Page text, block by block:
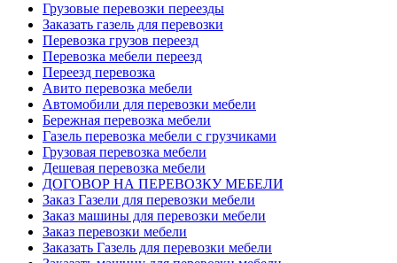
Грузовые перевозки переезды
Заказать газель для перевозки
Перевозка грузов переезд
Перевозка мебели переезд
Переезд перевозка
Авито перевозка мебели
Автомобили для перевозки мебели
Бережная перевозка мебели
Газель перевозка мебели с грузчиками
Грузовая перевозка мебели
Дешевая перевозка мебели
ДОГОВОР НА ПЕРЕВОЗКУ МЕБЕЛИ
Заказ Газели для перевозки мебели
Заказ машины для перевозки мебели
Заказ перевозки мебели
Заказать Газель для перевозки мебели